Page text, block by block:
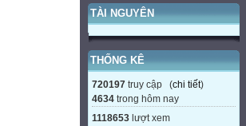
TÀI NGUYÊN
THỐNG KÊ
720197 truy cập (chi tiết)
4634 trong hôm nay
1118653 lượt xem